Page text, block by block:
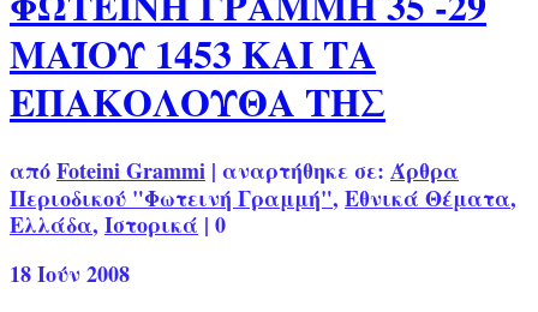
ΜΑΪΟΥ 1453 ΚΑΙ ΤΑ
ΕΠΑΚΟΛΟΥΘΑ ΤΗΣ
απόFoteini Grammi | αναρτήθηκε σε: Άρθρα
Περιοδικού "Φωτεινή Γραμμή", Εθνικά Θέματα,
Ελλάδα, Ιστορικά | 0
18Ιούν 2008